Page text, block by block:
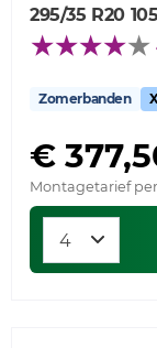
295/35 R20
Zomerbanden
€
Montagetarief